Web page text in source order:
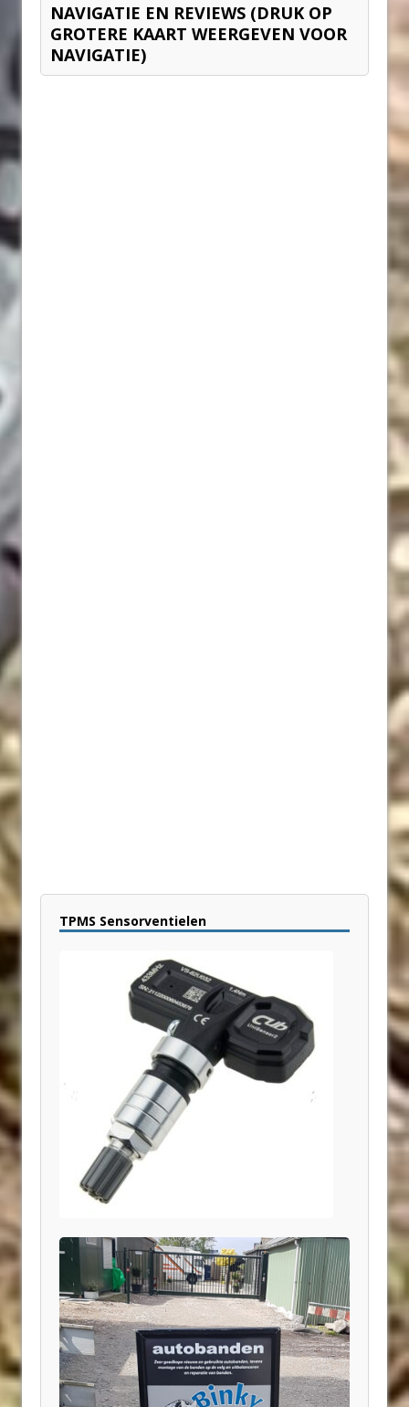
NAVIGATIE EN REVIEWS (DRUK OP
GROTERE KAART WEERGEVEN VOOR
NAVIGATIE)
TPMS Sensorventielen